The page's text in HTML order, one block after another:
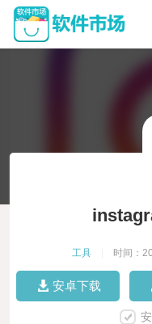
工具 时间：
安卓下载